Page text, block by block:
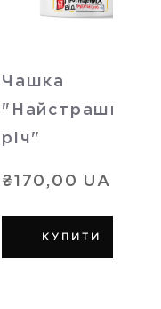
Чашка
"Найстрашніша
річ"
₴170,00 UAH
КУПИТИ